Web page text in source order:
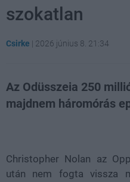
szokatlan
Csirke | 2026 június 8. 21:34
Az Odüsszeia 250
majdnem háromórás
Christopher Nolan az
után nem fogta vissza